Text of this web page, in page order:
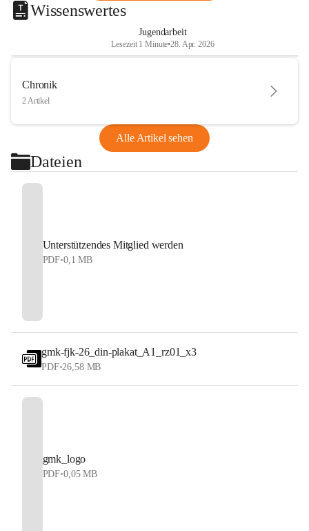
Wissenswertes
Jugendarbeit
Lesezeit 1 Minute•28. Apr. 2026
Chronik
2 Artikel
Alle Artikel sehen
Dateien
Unterstützendes Mitglied werden
PDF•0,1 MB
gmk-fjk-26_din-plakat_A1_rz01_x3
PDF•26,58 MB
gmk_logo
PDF•0,05 MB